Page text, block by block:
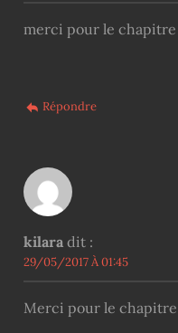
merci pour le
Répondre
kilara dit :
29/05/2017 À 01:45
Merci pour le chapitre